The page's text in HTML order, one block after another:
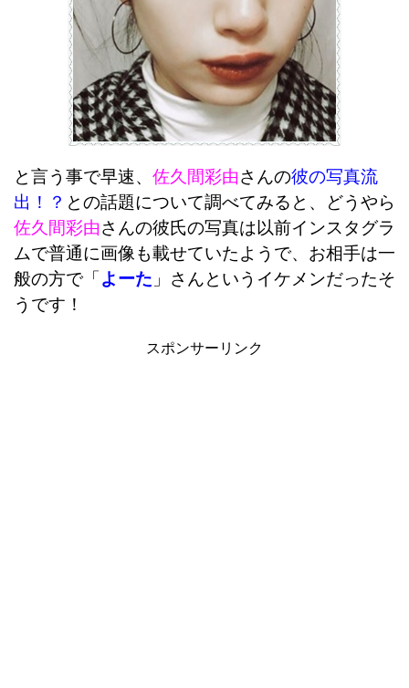
と言う事で早速、 佐久間彩由さんの彼の写真流
出！？ との話題について調べてみると、どうやら
佐久間彩由さんの彼氏の写真は以前インスタグラ
ムで普通に画像も載せていたようで、お相手は一
般の方で「よーた 」さんというイケメンだったそ
うです！
スポンサーリンク